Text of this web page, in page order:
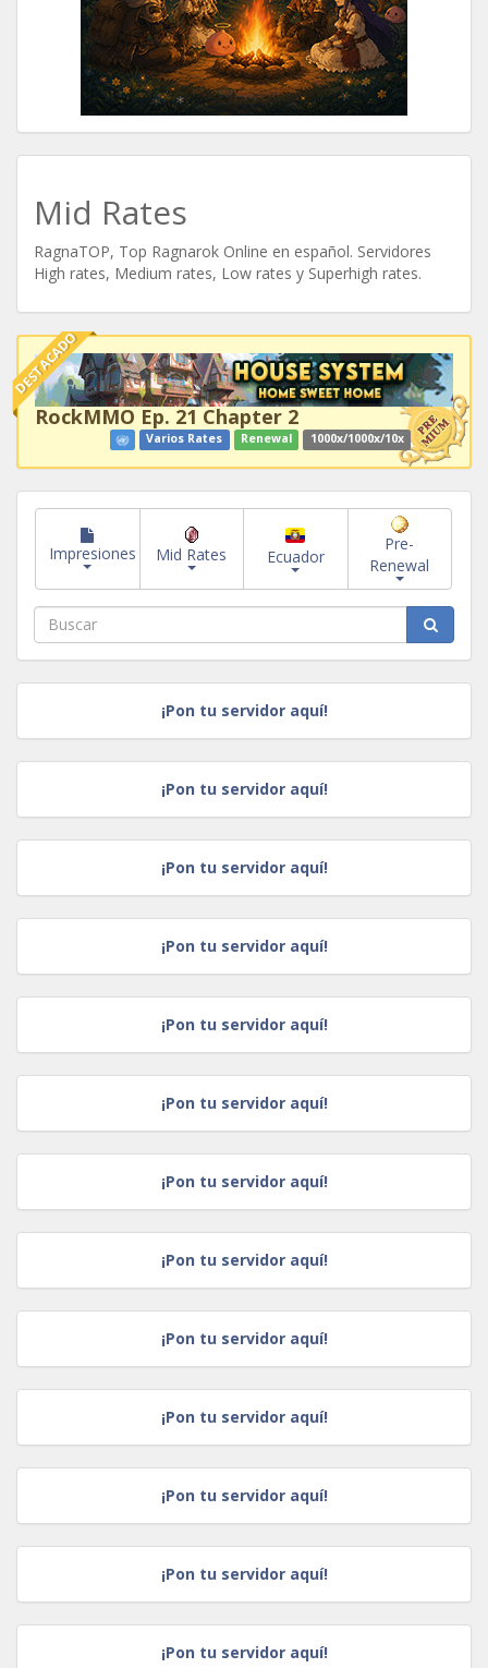
Mid Rates
RagnaTOP, Top Ragnarok Online en español. Servidores
High rates, Medium rates, Low rates y Superhigh rates.
DESTACADO
RockMMO Ep. 21 Chapter 2
Varios Rates Renewal 1000x/1000x/10x
Impresiones Mid Rates Ecuador
Pre-
Renewal
¡Pon tu servidor aquí!
¡Pon tu servidor aquí!
¡Pon tu servidor aquí!
¡Pon tu servidor aquí!
¡Pon tu servidor aquí!
¡Pon tu servidor aquí!
¡Pon tu servidor aquí!
¡Pon tu servidor aquí!
¡Pon tu servidor aquí!
¡Pon tu servidor aquí!
¡Pon tu servidor aquí!
¡Pon tu servidor aquí!
¡Pon tu servidor aquí!